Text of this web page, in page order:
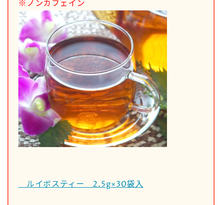
※ノンカフェイン
ルイボスティー 2.5g×30袋入